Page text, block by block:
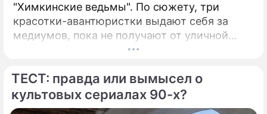
"Химкинские ведьмы". По сюжету, три
красотки-авантюристки выдают себя за
медиумов, пока не получают от уличной
колдуньи (Алена Яковлева) настоящий дар.
мысли, Света (Анна Банщикова) видит
будущее, а Оля (Валерия Астапова) –
мертвых. Способности превращают жизнь
ТЕСТ: правда или вымысел о
культовых сериалах 90-х?